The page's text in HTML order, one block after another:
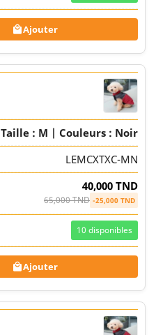
Ajouter
Taille : M | Couleurs : Noir
LEMCXTXC-MN
40,000 TND
65,000 TND -25,000 TND
10 disponibles
Ajouter